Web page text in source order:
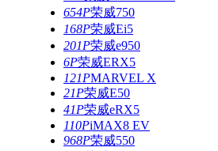
654P荣威750
168P荣威Ei5
201P荣威e950
6P荣威ERX5
121PMARVEL X
21P荣威E50
41P荣威eRX5
110PiMAX8 EV
968P荣威550